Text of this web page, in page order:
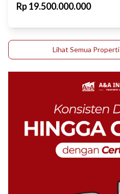
Rp19.500.000.000
Lihat Semua Properti